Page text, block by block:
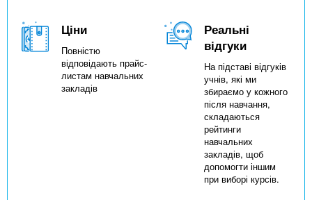
Ціни
Повністю
відповідають прайс-
листам навчальних
закладів
Реальні
відгуки
На підставі відгуків
учнів, які ми
збираємо у кожного
після навчання,
складаються
рейтинги
навчальних
закладів, щоб
допомогти іншим
при виборі курсів.